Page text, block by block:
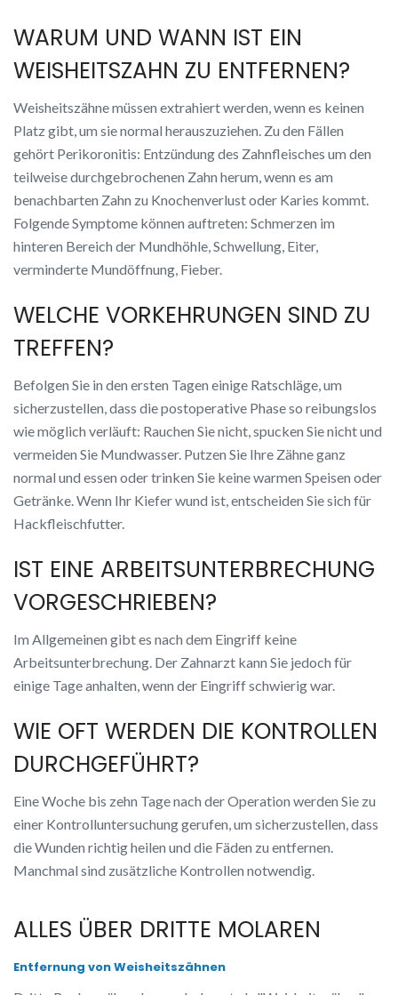
WARUM UND WANN IST EIN
WEISHEITSZAHN ZU ENTFERNEN?
Weisheitszähne müssen extrahiert werden, wenn es keinen
Platz gibt, um sie normal herauszuziehen. Zu den Fällen
gehört Perikoronitis: Entzündung des Zahnfleisches um den
teilweise durchgebrochenen Zahn herum, wenn es am
benachbarten Zahn zu Knochenverlust oder Karies kommt.
Folgende Symptome können auftreten: Schmerzen im
hinteren Bereich der Mundhöhle, Schwellung, Eiter,
verminderte Mundöffnung, Fieber.
WELCHE VORKEHRUNGEN SIND ZU
TREFFEN?
Befolgen Sie in den ersten Tagen einige Ratschläge, um
sicherzustellen, dass die postoperative Phase so reibungslos
wie möglich verläuft: Rauchen Sie nicht, spucken Sie nicht und
vermeiden Sie Mundwasser. Putzen Sie Ihre Zähne ganz
normal und essen oder trinken Sie keine warmen Speisen oder
Getränke. Wenn Ihr Kiefer wund ist, entscheiden Sie sich für
Hackfleischfutter.
IST EINE ARBEITSUNTERBRECHUNG
VORGESCHRIEBEN?
Im Allgemeinen gibt es nach dem Eingriff keine
Arbeitsunterbrechung. Der Zahnarzt kann Sie jedoch für
einige Tage anhalten, wenn der Eingriff schwierig war.
WIE OFT WERDEN DIE KONTROLLEN
DURCHGEFÜHRT?
Eine Woche bis zehn Tage nach der Operation werden Sie zu
einer Kontrolluntersuchung gerufen, um sicherzustellen, dass
die Wunden richtig heilen und die Fäden zu entfernen.
Manchmal sind zusätzliche Kontrollen notwendig.
ALLES ÜBER DRITTE MOLAREN
Entfernung von Weisheitszähnen